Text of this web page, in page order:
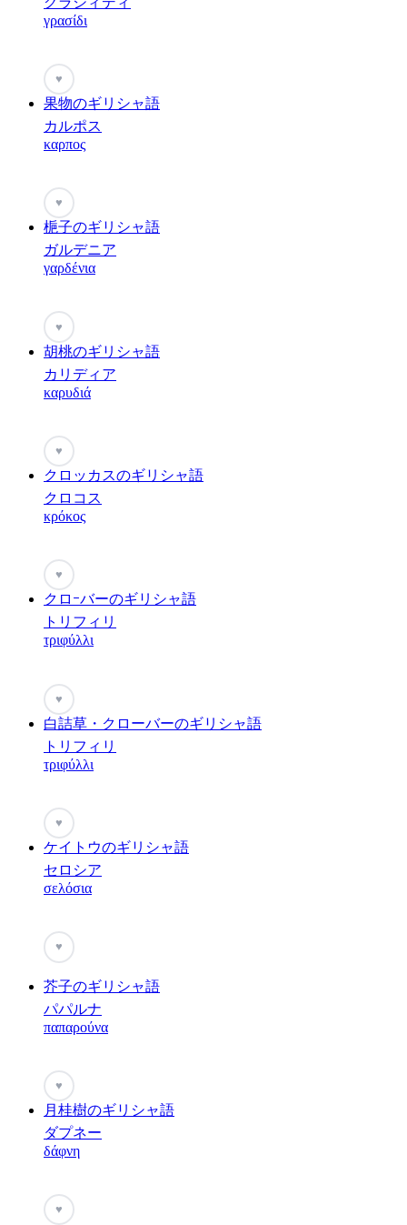
γρασίδι
♥
果物のギリシャ語
カルポス
καρπος
♥
梔子のギリシャ語
ガルデニア
γαρδένια
♥
胡桃のギリシャ語
カリディア
καρυδιά
♥
クロッカスのギリシャ語
クロコス
κρόκος
♥
クロｰバーのギリシャ語
トリフィリ
τριφύλλι
♥
白詰草・クローバーのギリシャ語
トリフィリ
τριφύλλι
♥
ケイトウのギリシャ語
セロシア
σελόσια
♥
芥子のギリシャ語
パパルナ
παπαρούνα
♥
月桂樹のギリシャ語
ダプネー
δάφνη
♥